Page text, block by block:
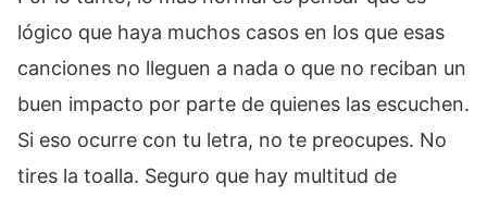
lógico que haya muchos casos en los que esas
canciones no lleguen a nada o que no reciban un
buen impacto por parte de quienes las escuchen.
Si eso ocurre con tu letra, no te preocupes. No
tires la toalla. Seguro que hay multitud de